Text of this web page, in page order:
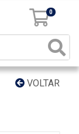
0
VOLTAR